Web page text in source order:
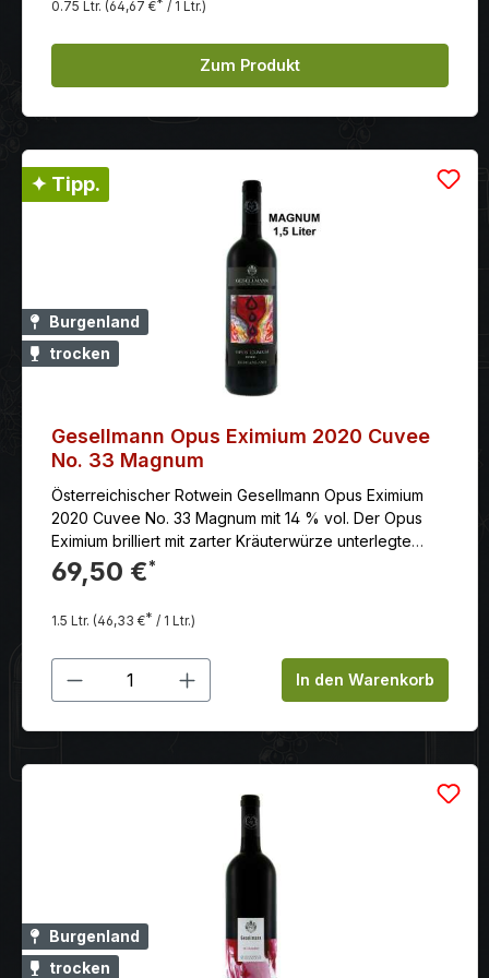
0.75 Ltr. (64,67 € / 1 Ltr.)
Zum Produkt
✦ Tipp.
Burgenland
trocken
Gesellmann Opus Eximium 2020 Cuvee
No. 33 Magnum
Österreichischer Rotwein Gesellmann Opus Eximium
2020 Cuvee No. 33 Magnum mit 14 % vol. Der Opus
Eximium brilliert mit zarter Kräuterwürze unterlegte
reife Herzkirschen, etwas Brombeeren, feine
Mineralik.
69,50 €*
1.5 Ltr. (46,33 €* / 1 Ltr.)
Produkt Anzahl: Gib denIn den Warenkorb
Burgenland
trocken